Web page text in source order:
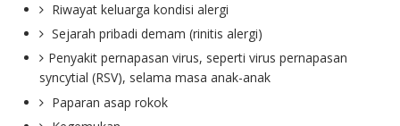
Riwayat keluarga kondisi alergi
Sejarah pribadi demam (rinitis alergi)
Penyakit pernapasan virus, seperti virus pernapasan
syncytial (RSV), selama masa anak-anak
Paparan asap rokok